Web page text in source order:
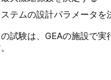
テムの設計パラメータを
試験は、GEAの施設で